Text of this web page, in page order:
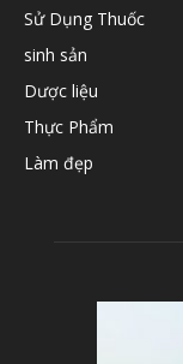
Sử Dụng Thuốc
sinh sản
Dược liệu
Thực Phẩm
Làm đẹp